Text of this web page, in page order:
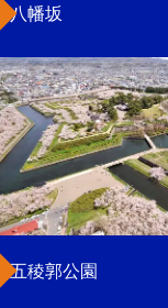
八幡坂
五稜郭公園